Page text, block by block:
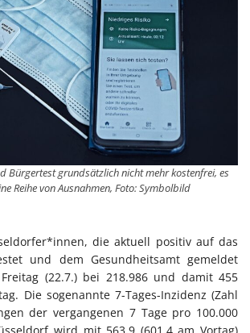
Bürgertest grundsätzlich nicht mehr kostenfrei, es
Reihe von Ausnahmen, Foto: Symbolbild
die aktuell positiv auf das
und dem Gesundheitsamt gemeldet
(22.7.) bei 218.986 und damit 455
Die sogenannte 7-Tages-Inzidenz (Zahl
der vergangenen 7 Tage pro 100.000